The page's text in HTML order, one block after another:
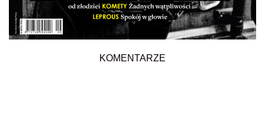
KOMENTARZE